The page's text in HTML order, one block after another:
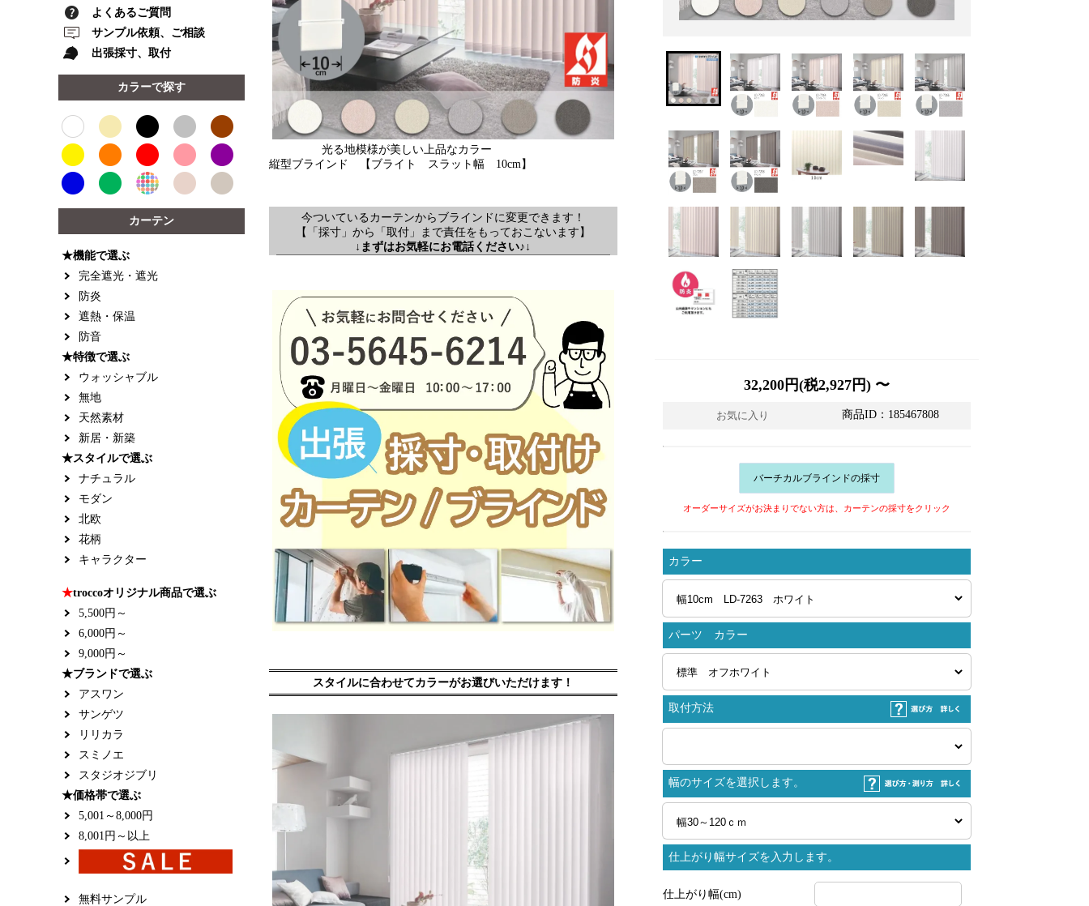
光る地模様が美しい上品なカラー
縦型ブラインド 【ブライト スラット幅 10cm】
今ついているカーテンからブラインドに変更できます！
【「採寸」から「取付」まで責任をもっておこないます】
↓まずはお気軽にお電話ください♪↓
スタイルに合わせてカラーがお選びいただけます！
32,200円(税2,927円) 〜
お気に入り 商品ID：185467808
バーチカルブラインドの採寸
オーダーサイズがお決まりでない方は、カーテンの採寸をクリック
カラー
パーツ カラー
取付方法
幅のサイズを選択します。
仕上がり幅サイズを入力します。
仕上がり幅(cm)
よくあるご質問
サンプル依頼、ご相談
出張採寸、取付
カラーで探す
カーテン
★機能で選ぶ
完全遮光・遮光
防炎
遮熱・保温
防音
★特徴で選ぶ
ウォッシャブル
無地
天然素材
新居・新築
★スタイルで選ぶ
ナチュラル
モダン
北欧
花柄
キャラクター
★troccoオリジナル商品で選ぶ
5,500円～
6,000円～
9,000円～
★ブランドで選ぶ
アスワン
サンゲツ
リリカラ
スミノエ
スタジオジブリ
★価格帯で選ぶ
5,001～8,000円
8,001円～以上
無料サンプル